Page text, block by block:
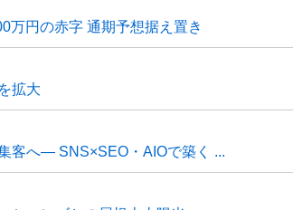
万円の赤字 通期予想据え置き
拡大
客へ― SNS×SEO・AIOで築く ...